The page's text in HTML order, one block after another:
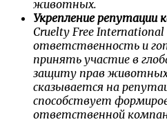
животных.
Укрепление репутации
Cruelty Free
ответственность и
принять участие в
защиту прав
сказывается на
способствует
ответственной